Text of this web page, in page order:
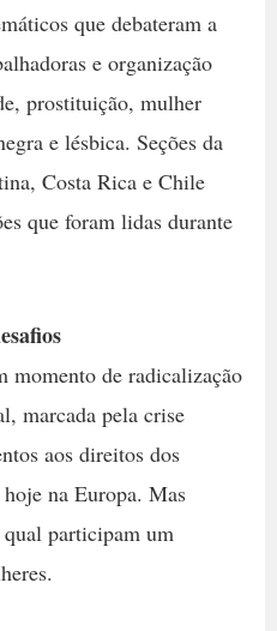
que debateram a
e organização
prostituição, mulher
e lésbica. Seções da
Costa Rica e Chile
que foram lidas durante
momento de radicalização
marcada pela crise
aos direitos dos
na Europa. Mas
participam um